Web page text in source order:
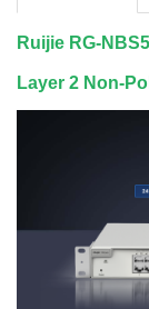
Ruijie RG-
Layer 2 Non-